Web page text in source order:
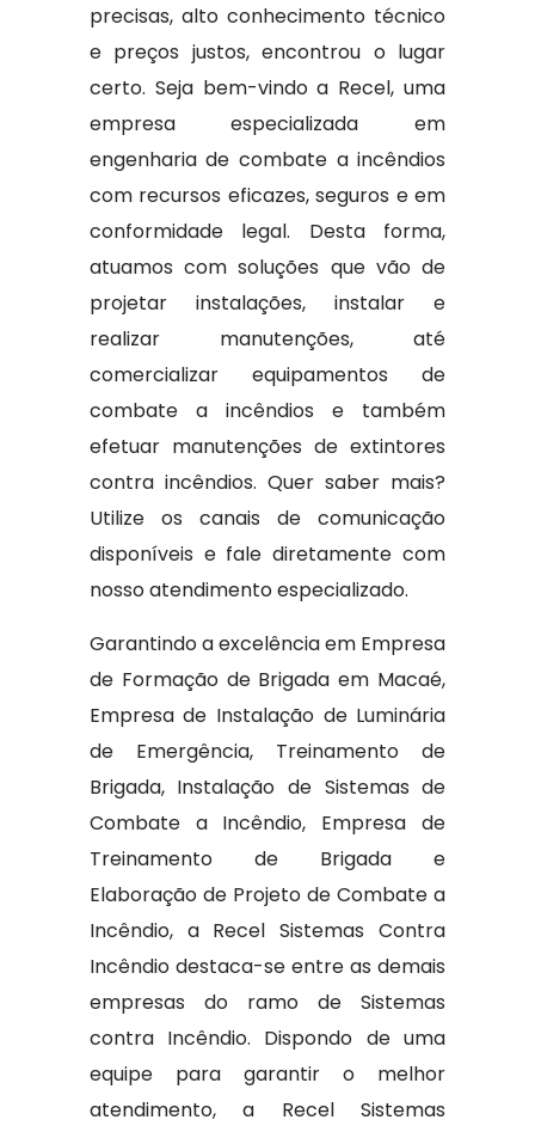
precisas, alto conhecimento técnico
e preços justos, encontrou o lugar
certo. Seja bem-vindo a Recel, uma
empresa especializada em
engenharia de combate a incêndios
com recursos eficazes, seguros e em
conformidade legal. Desta forma,
atuamos com soluções que vão de
projetar instalações, instalar e
realizar manutenções, até
comercializar equipamentos de
combate a incêndios e também
efetuar manutenções de extintores
contra incêndios. Quer saber mais?
Utilize os canais de comunicação
disponíveis e fale diretamente com
nosso atendimento especializado.
Garantindo a excelência em Empresa
de Formação de Brigada em Macaé,
Empresa de Instalação de Luminária
de Emergência, Treinamento de
Brigada, Instalação de Sistemas de
Combate a Incêndio, Empresa de
Treinamento de Brigada e
Elaboração de Projeto de Combate a
Incêndio, a Recel Sistemas Contra
Incêndio destaca-se entre as demais
empresas do ramo de Sistemas
contra Incêndio. Dispondo de uma
equipe para garantir o melhor
atendimento, a Recel Sistemas